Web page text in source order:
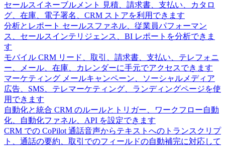
セールスイネーブルメント
見積、請求書、支払い、カタロ
グ、在庫、電子署名、CRM ストアを利用できます
分析とレポート セールスファネル、従業員パフォーマン
ス、セールスインテリジェンス、BI レポートを分析できま
す
モバイル CRM リード、取引、請求書、支払い、テレフォニ
ー、メール、在庫、カレンダーに手元でアクセスできます
マーケティング メールキャンペーン、ソーシャルメディア
広告、SMS、テレマーケティング、ランディングページを使
用できます
自動化と統合 CRM のルールとトリガー、ワークフロー自動
化、自動化ファネル、API を設定できます
CRM での CoPilot 通話音声からテキストへのトランスクリプ
ト、通話の要約、取引でのフィールドの自動補完に対応して